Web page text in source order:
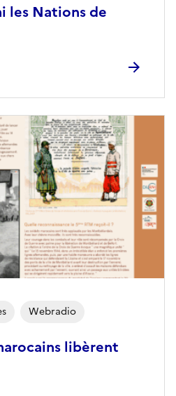
les Nations de
libèrent
Webradio